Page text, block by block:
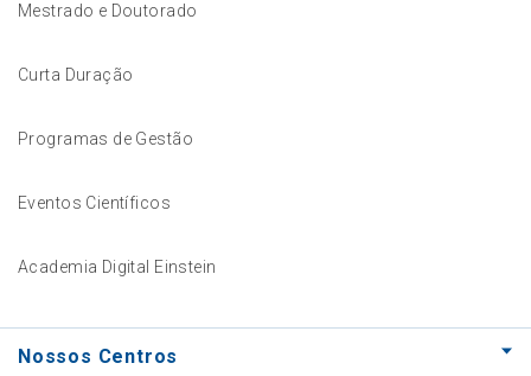
Mestrado e Doutorado
Curta Duração
Programas de Gestão
Eventos Científicos
Academia Digital Einstein
Nossos Centros